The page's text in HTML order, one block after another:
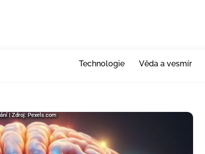
Technologie Věda a vesmír
| Zdroj: Pexels.com
| Zdroj: Pexels.com